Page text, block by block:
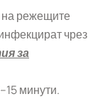
на режещите
чрез
за
минути.